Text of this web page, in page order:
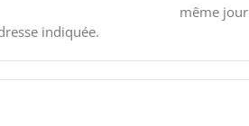
indiquée.
même jour